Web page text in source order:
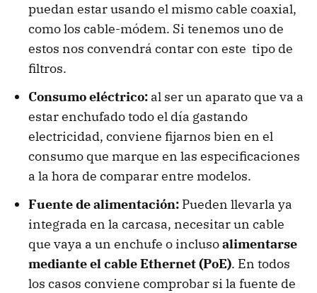
puedan estar usando el mismo cable coaxial,
como los cable-módem. Si tenemos uno de
estos nos convendrá contar con este tipo de
filtros.
Consumo eléctrico: al ser un aparato que va a
estar enchufado todo el día gastando
electricidad, conviene fijarnos bien en el
consumo que marque en las especificaciones
a la hora de comparar entre modelos.
Fuente de alimentación: Pueden llevarla ya
integrada en la carcasa, necesitar un cable
que vaya a un enchufe o inclusoalimentarse
mediante el cable Ethernet (PoE). En todos
los casos conviene comprobar si la fuente de